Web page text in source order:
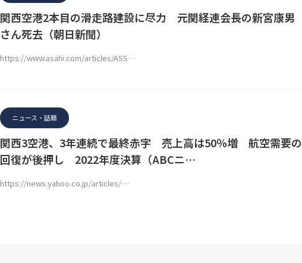
関西空港2本目の滑走路建設に尽力 元関経連会長の新宮康男
さん死去（朝日新聞）
https://www.asahi.com/articles/ASS…
ニュース・話題
関西3空港、3年連続で最終赤字 売上高は50％増 航空需要の
回復が後押し 2022年度決算（ABCニ…
https://news.yahoo.co.jp/articles/…